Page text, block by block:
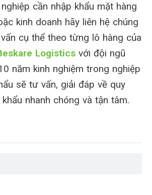
cần nhập khẩu mặt hàng
kinh doanh hãy liên hệ chúng
cụ thể theo từng lô hàng của
Logistics với đội ngũ
năm kinh nghiệm trong nghiệp
sẽ tư vấn, giải đáp về quy
nhanh chóng và tận tâm.